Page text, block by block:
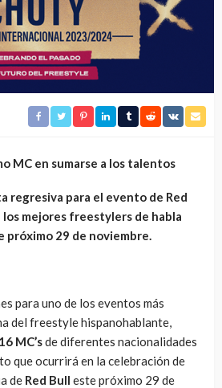
MC en sumarse a los talentos
regresiva para el evento de Red
los mejores freestylers de habla
próximo 29 de noviembre.
para uno de los eventos más
del freestyle hispanohablante,
16 MC’sde diferentes nacionalidades
que ocurrirá en la celebración de
de Red Bull este próximo 29 de